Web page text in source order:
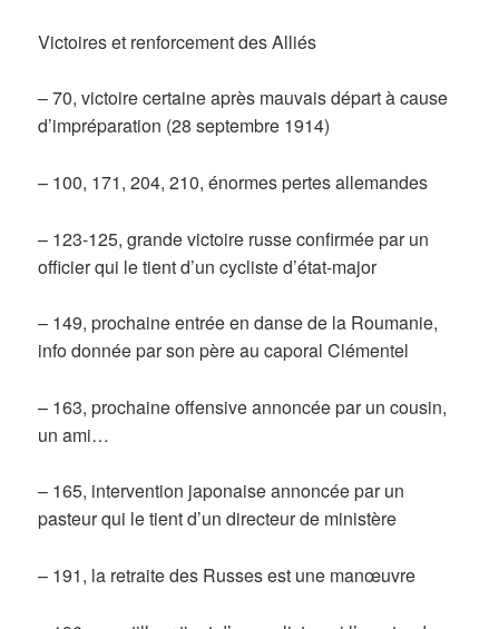
Victoires et renforcement des Alliés
– 70, victoire certaine après mauvais départ à cause
d’impréparation (28 septembre 1914)
– 100, 171, 204, 210, énormes pertes allemandes
– 123-125, grande victoire russe confirmée par un
officier qui le tient d’un cycliste d’état-major
– 149, prochaine entrée en danse de la Roumanie,
info donnée par son père au caporal Clémentel
– 163, prochaine offensive annoncée par un cousin,
un ami…
– 165, intervention japonaise annoncée par un
pasteur qui le tient d’un directeur de ministère
– 191, la retraite des Russes est une manœuvre